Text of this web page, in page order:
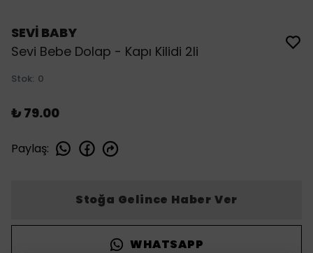
SEVİ BABY
Sevi Bebe Dolap - Kapı Kilidi 2li
Stok: 0
₺ 79.00
Paylaş:
Stoğa Gelince Haber Ver
WHATSAPP